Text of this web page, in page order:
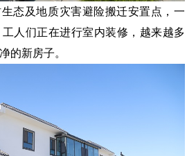
态及地质灾害避险搬迁安置点，一
人们正在进行室内装修，越来越多
的新房子。